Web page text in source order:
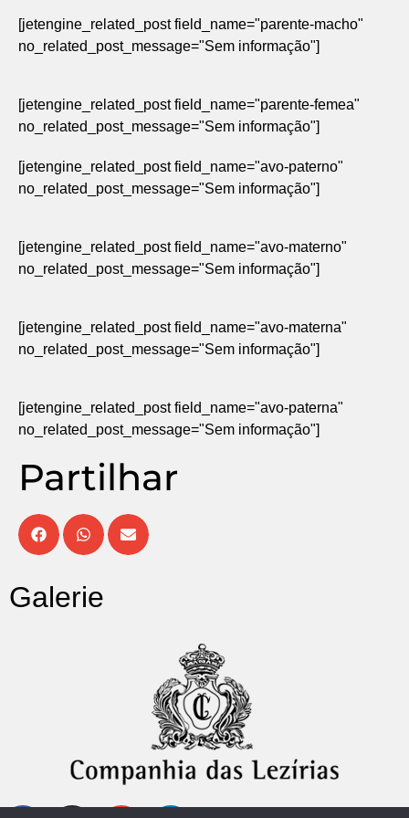
[jetengine_related_post field_name="parente-macho"
no_related_post_message="Sem informação"]
[jetengine_related_post field_name="parente-femea"
no_related_post_message="Sem informação"]
[jetengine_related_post field_name="avo-paterno"
no_related_post_message="Sem informação"]
[jetengine_related_post field_name="avo-materno"
no_related_post_message="Sem informação"]
[jetengine_related_post field_name="avo-materna"
no_related_post_message="Sem informação"]
[jetengine_related_post field_name="avo-paterna"
no_related_post_message="Sem informação"]
Partilhar
Galerie